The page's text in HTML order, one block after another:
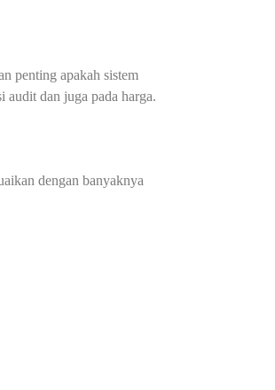
penting apakah sistem
audit dan juga pada harga.
dengan banyaknya